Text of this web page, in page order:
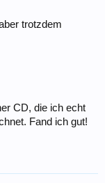
trotzdem
CD, die ich echt
Fand ich gut!